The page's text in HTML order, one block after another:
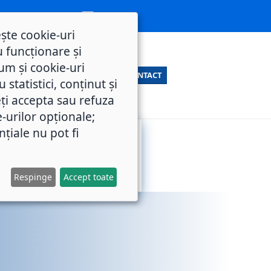
CONTACT
cookie-uri
funcționare și
și cookie-uri
statistici, conținut și
accepta sau refuza
urilor opționale;
nu pot fi
Respinge Accept toate